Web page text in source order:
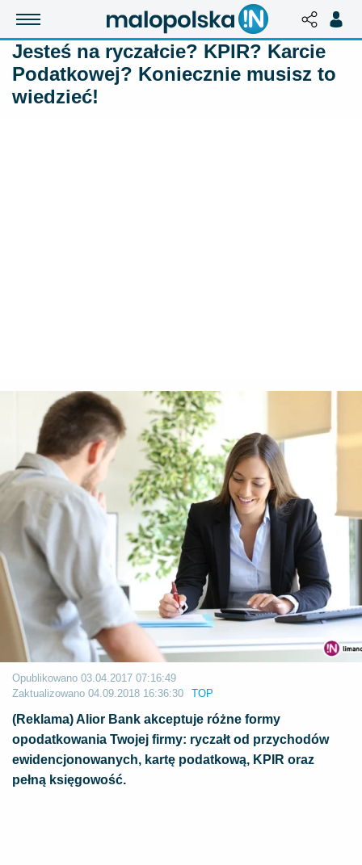
Jesteś na ryczałcie? KPIR? Karcie
Podatkowej? Koniecznie musisz to
wiedzieć!
Opublikowano 03.04.2017 07:16:49
Zaktualizowano 04.09.2018 16:36:30 TOP
(Reklama) Alior Bank akceptuje różne formy
opodatkowania Twojej firmy: ryczałt od przychodów
ewidencjonowanych, kartę podatkową, KPIR oraz
pełną księgowość.